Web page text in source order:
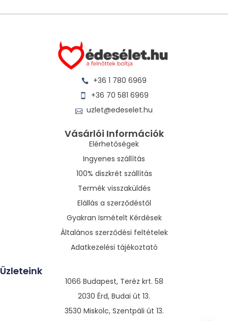
+36 1 780 6969
+36 70 581 6969
uzlet@edeselet.hu
Vásárlói Információk
Elérhetőségek
Ingyenes szállítás
100% diszkrét szállítás
Termék visszaküldés
Elállás a szerződéstől
Gyakran Ismételt Kérdések
Általános szerződési feltételek
Adatkezelési tájékoztató
Üzleteink
1066 Budapest, Teréz krt. 58
2030 Érd, Budai út 13.
3530 Miskolc, Szentpáli út 13.